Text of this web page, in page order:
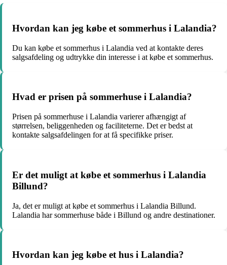
Hvordan kan jeg købe et sommerhus i Lalandia?
Du kan købe et sommerhus i Lalandia ved at kontakte deres
salgsafdeling og udtrykke din interesse i at købe et sommerhus.
Hvad er prisen på sommerhuse i Lalandia?
Prisen på sommerhuse i Lalandia varierer afhængigt af
størrelsen, beliggenheden og faciliteterne. Det er bedst at
kontakte salgsafdelingen for at få specifikke priser.
Er det muligt at købe et sommerhus i Lalandia
Billund?
Ja, det er muligt at købe et sommerhus i Lalandia Billund.
Lalandia har sommerhuse både i Billund og andre destinationer.
Hvordan kan jeg købe et hus i Lalandia?